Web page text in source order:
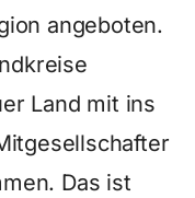
angeboten.
Land mit ins
Das ist